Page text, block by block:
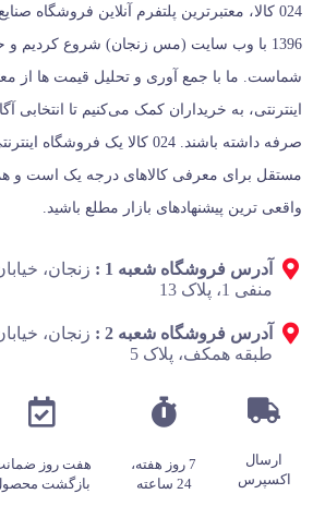
024 کالا، معتبرترین پلتفرم آنلاین فروشگاه
شماست. ما با جمع‌ آوری و تحلیل قیمت‌ ها از
اینترنتی، به خریداران کمک می‌کنیم تا انتخابی
صرفه داشته باشند. 024 کالا یک
مستقل برای معرفی کالاهای درجه یک است و
واقعی‌ ترین پیشنهادهای بازار مطلع باشید.
آدرس فروشگاه شعبه 1 :
زنجان،
منفی 1، پلاک 13
آدرس فروشگاه شعبه 2 :
زنجان،
طبقه همکف، پلاک 5
ارسال
اکسپرس
7 روز هفته،
24 ساعته
هفت روز
بازگشت